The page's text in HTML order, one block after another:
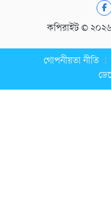
কপিরাইট © ২০২৬
গোপনীয়তা নীতি